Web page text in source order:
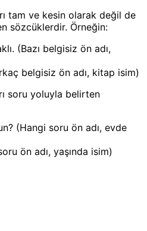
tam ve kesin olarak değil de
sözcüklerdir. Örneğin:
(Bazı belgisiz ön adı,
belgisiz ön adı, kitap isim)
soru yoluyla belirten
(Hangi soru ön adı, evde
ön adı, yaşında isim)